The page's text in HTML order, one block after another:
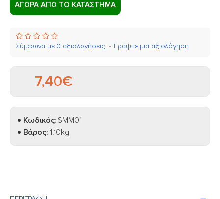
ΑΓΟΡΑ ΑΠΟ ΤΟ ΚΑΤΑΣΤΗΜΑ
Κωδικός: SMM01
Βάρος: 1.10kg
Σύμφωνα με 0 αξιολογήσεις. - Γράψτε μια αξιολόγηση
7,40€